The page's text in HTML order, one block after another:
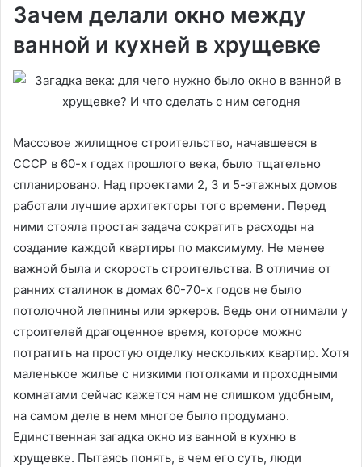
Зачем делали окно между
ванной и кухней в хрущевке
Массовое жилищное строительство, начавшееся в
СССР в 60-х годах прошлого века, было тщательно
спланировано. Над проектами 2, 3 и 5-этажных домов
работали лучшие архитекторы того времени. Перед
ними стояла простая задача сократить расходы на
создание каждой квартиры по максимуму. Не менее
важной была и скорость строительства. В отличие от
ранних сталинок в домах 60-70-х годов не было
потолочной лепнины или эркеров. Ведь они отнимали у
строителей драгоценное время, которое можно
потратить на простую отделку нескольких квартир. Хотя
маленькое жилье с низкими потолками и проходными
комнатами сейчас кажется нам не слишком удобным,
на самом деле в нем многое было продумано.
Единственная загадка окно из ванной в кухню в
хрущевке. Пытаясь понять, в чем его суть, люди